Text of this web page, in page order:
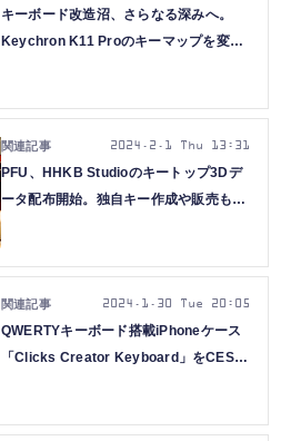
キーボード改造沼、さらなる深みへ。
Keychron K11 Proのキーマップを変更
PFU、HHKB Studioのキートップ3Dデ
ータ配布開始。独自キー作成や販売も許
2024.2.1 Thu 13:31
QWERTYキーボード搭載iPhoneケース
「Clicks Creator Keyboard」をCES
康宏）
2024.1.30 Tue 20:05